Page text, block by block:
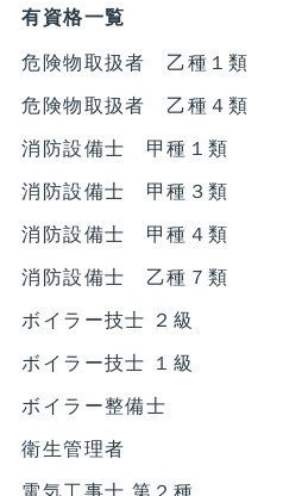
有資格一覧
危険物取扱者 乙種１類
危険物取扱者 乙種４類
消防設備士 甲種１類
消防設備士 甲種３類
消防設備士 甲種４類
消防設備士 乙種７類
ボイラー技士 ２級
ボイラー技士 １級
ボイラー整備士
衛生管理者